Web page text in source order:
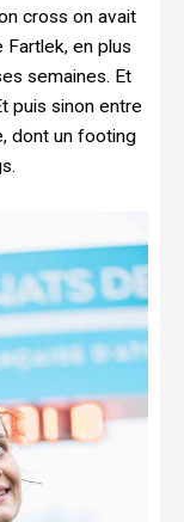
cross on avait
en plus
semaines. Et
puis sinon entre
dont un footing